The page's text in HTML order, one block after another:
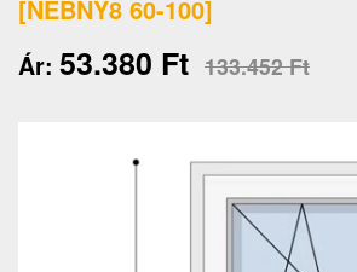
[NEBNY8 60-100]
Ár: 53.380 Ft 133.452 Ft